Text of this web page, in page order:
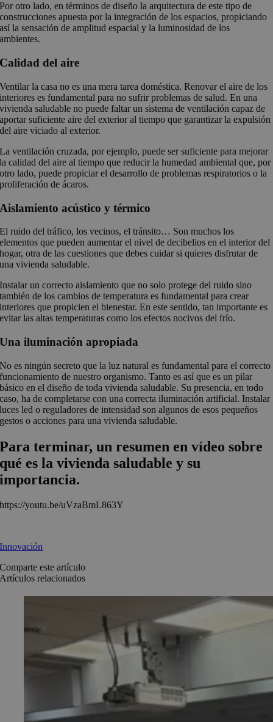
Por otro lado, en términos de diseño la arquitectura de este tipo de
construcciones apuesta por la integración de los espacios, propiciando
así la sensación de amplitud espacial y la luminosidad de los
ambientes.
Calidad del aire
Ventilar la casa no es una mera tarea doméstica. Renovar el aire de los
interiores es fundamental para no sufrir problemas de salud. En una
vivienda saludable no puede faltar un sistema de ventilación capaz de
aportar suficiente aire del exterior al tiempo que garantizar la expulsión
del aire viciado al exterior.
La ventilación cruzada, por ejemplo, puede ser suficiente para mejorar
la calidad del aire al tiempo que reducir la humedad ambiental que, por
otro lado, puede propiciar el desarrollo de problemas respiratorios o la
proliferación de ácaros.
Aislamiento acústico y térmico
El ruido del tráfico, los vecinos, el tránsito… Son muchos los
elementos que pueden aumentar el nivel de decibelios en el interior del
hogar, otra de las cuestiones que debes cuidar si quieres disfrutar de
una vivienda saludable.
Instalar un correcto aislamiento que no solo protege del ruido sino
también de los cambios de temperatura es fundamental para crear
interiores que propicien el bienestar. En este sentido, tan importante es
evitar las altas temperaturas como los efectos nocivos del frío.
Una iluminación apropiada
No es ningún secreto que la luz natural es fundamental para el correcto
funcionamiento de nuestro organismo. Tanto es así que es un pilar
básico en el diseño de toda vivienda saludable. Su presencia, en todo
caso, ha de completarse con una correcta iluminación artificial. Instalar
luces led o reguladores de intensidad son algunos de esos pequeños
gestos o acciones para una vivienda saludable.
Para terminar, un resumen en vídeo sobre
qué es la vivienda saludable y su
importancia.
https://youtu.be/uVzaBmL863Y
Innovación
Comparte este artículo
Artículos relacionados